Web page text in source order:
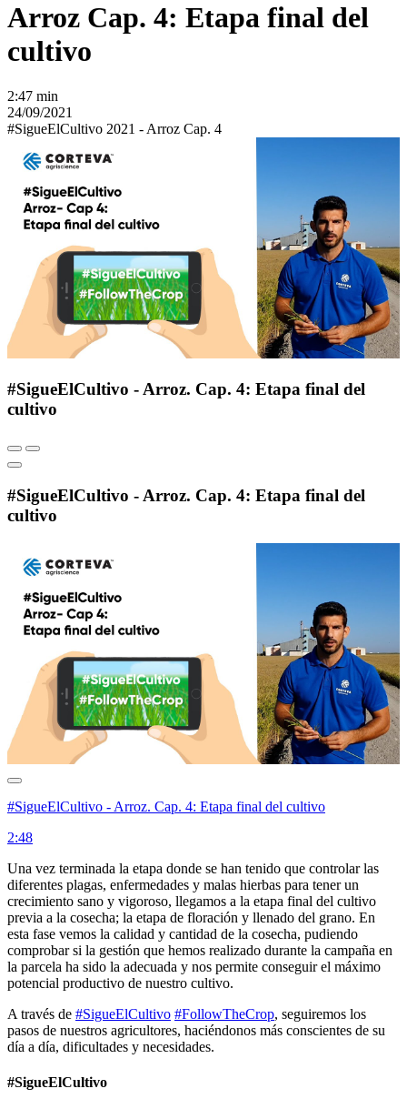
Arroz Cap. 4: Etapa final del
cultivo
2:47 min
24/09/2021
#SigueElCultivo 2021 - Arroz Cap. 4
#SigueElCultivo - Arroz. Cap. 4: Etapa final del
cultivo
#SigueElCultivo - Arroz. Cap. 4: Etapa final del
cultivo
#SigueElCultivo - Arroz. Cap. 4: Etapa final del cultivo
2:48
Una vez terminada la etapa donde se han tenido que controlar las
diferentes plagas, enfermedades y malas hierbas para tener un
crecimiento sano y vigoroso, llegamos a la etapa final del cultivo
previa a la cosecha; la etapa de floración y llenado del grano. En
esta fase vemos la calidad y cantidad de la cosecha, pudiendo
comprobar si la gestión que hemos realizado durante la campaña en
la parcela ha sido la adecuada y nos permite conseguir el máximo
potencial productivo de nuestro cultivo.
A través de #SigueElCultivo #FollowTheCrop, seguiremos los
pasos de nuestros agricultores, haciéndonos más conscientes de su
día a día, dificultades y necesidades.
#SigueElCultivo